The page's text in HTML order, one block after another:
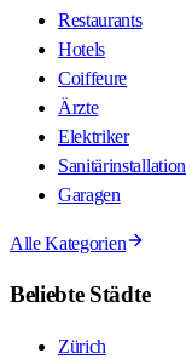
Restaurants
Hotels
Coiffeure
Ärzte
Elektriker
Sanitärinstallation
Garagen
Alle Kategorien
Beliebte Städte
Zürich